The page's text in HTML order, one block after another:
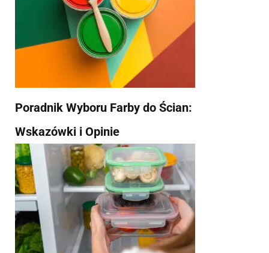
Poradnik Wyboru Farby do Ścian:
Wskazówki i Opinie